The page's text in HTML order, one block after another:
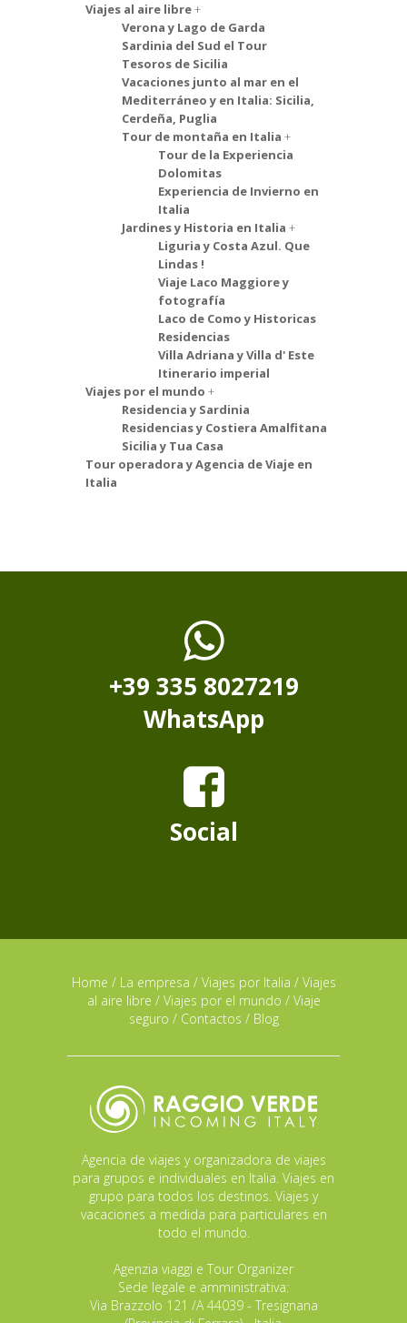
Viajes al aire libre
Verona y Lago de Garda
Sardinia del Sud el Tour
Tesoros de Sicilia
Vacaciones junto al mar en el
Mediterráneo y en Italia: Sicilia,
Cerdeña, Puglia
Tour de montaña en Italia
Tour de la Experiencia
Dolomitas
Experiencia de Invierno en
Italia
Jardines y Historia en Italia
Liguria y Costa Azul. Que
Lindas !
Viaje Laco Maggiore y
fotografía
Laco de Como y Historicas
Residencias
Villa Adriana y Villa d' Este
Itinerario imperial
Viajes por el mundo
Residencia y Sardinia
Residencias y Costiera Amalfitana
Sicilia y Tua Casa
Tour operadora y Agencia de Viaje en
Italia
+39 335 8027219
WhatsApp
Social
Home / La empresa / Viajes por Italia / Viajes
al aire libre / Viajes por el mundo / Viaje
seguro / Contactos / Blog
Agencia de viajes y organizadora de viajes
para grupos e individuales en Italia. Viajes en
grupo para todos los destinos. Viajes y
vacaciones a medida para particulares en
todo el mundo.
Agenzia viaggi e Tour Organizer
Sede legale e amministrativa:
Via Brazzolo 121 /A 44039 - Tresignana